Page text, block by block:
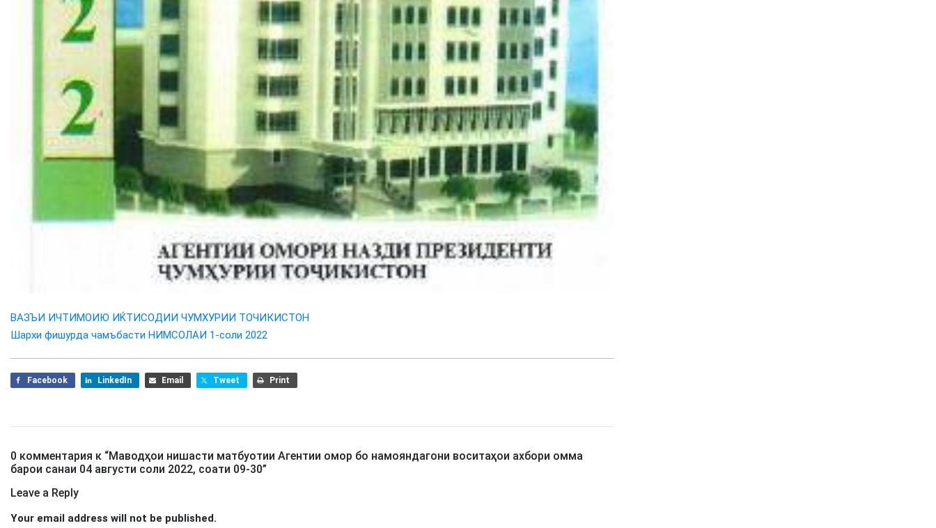
ВАЗЪИ ИЧТИМОИЮ ИЌТИСОДИИ ЧУМХУРИИ ТОЧИКИСТОН
Шархи фишурда чамъбасти НИМСОЛАИ 1-соли 2022
Facebook LinkedIn Email Tweet Print
0 комментария к “Маводҳои нишасти матбуотии Агентии омор бо намояндагони воситаҳои ахбори омма
барои санаи 04 августи соли 2022, соати 09-30”
Leave a Reply
Your email address will not be published.